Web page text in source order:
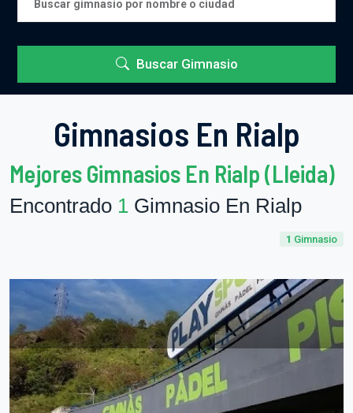
Buscar Gimnasio
Gimnasios En Rialp
Mejores Gimnasios En Rialp (Lleida)
Encontrado 1 Gimnasio En Rialp
1 Gimnasio